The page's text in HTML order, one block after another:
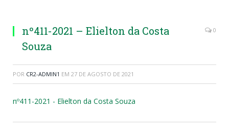
nº411-2021 – Elielton da Costa
Souza
0
POR CR2-ADMIN1 EM 27 DE AGOSTO DE 2021
nº411-2021 - Elielton da Costa Souza